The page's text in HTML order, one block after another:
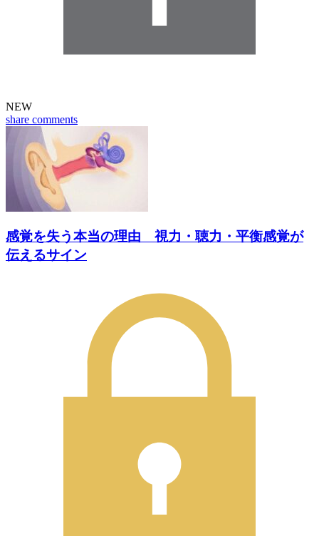
NEW
share comments
感覚を失う本当の理由 視力・聴力・平衡感覚が
伝えるサイン